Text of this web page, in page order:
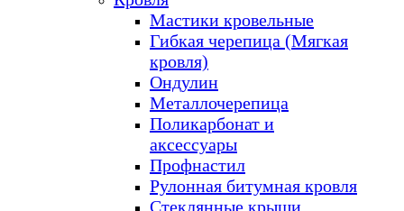
Мастики кровельные
Гибкая черепица (Мягкая
кровля)
Ондулин
Металлочерепица
Поликарбонат и
аксессуары
Профнастил
Рулонная битумная кровля
Стеклянные крыши